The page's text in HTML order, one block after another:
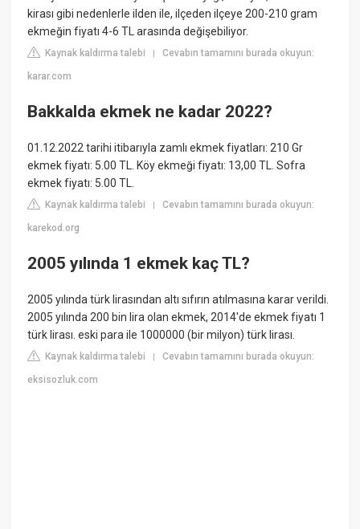
kirası gibi nedenlerle ilden ile, ilçeden ilçeye 200-210 gram
ekmeğin fiyatı 4-6 TL arasında değişebiliyor.
Kaynak kaldırma talebi |Cevabın tamamını burada okuyun:
karar.com
Bakkalda ekmek ne kadar 2022?
01.12.2022 tarihi itibarıyla zamlı ekmek fiyatları: 210 Gr
ekmek fiyatı: 5.00 TL. Köy ekmeği fiyatı: 13,00 TL. Sofra
ekmek fiyatı: 5.00 TL.
Kaynak kaldırma talebi |Cevabın tamamını burada okuyun:
karekod.org
2005 yılında 1 ekmek kaç TL?
2005 yılında türk lirasından altı sıfırın atılmasına karar verildi.
2005 yılında 200 bin lira olan ekmek, 2014'de ekmek fiyatı 1
türk lirası. eski para ile 1000000 (bir milyon) türk lirası.
Kaynak kaldırma talebi |Cevabın tamamını burada okuyun:
eksisozluk.com